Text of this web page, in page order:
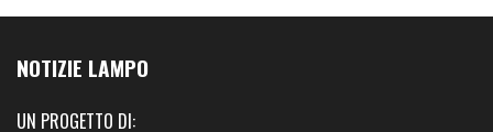
NOTIZIE LAMPO
UN PROGETTO DI: